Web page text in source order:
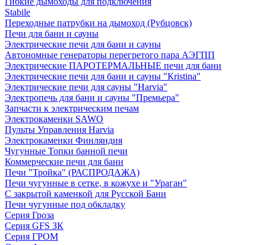
Stabile
Переходные патрубки на дымоход (Рубцовск)
Печи для бани и сауны
Электрические печи для бани и сауны
Автономные генераторы перегретого пара АЭГПП
Электрические ПАРОТЕРМАЛЬНЫЕ печи для бани
Электрические печи для бани и сауны "Кristina"
Электрические печи для сауны "Harvia"
Электропечь для бани и сауны "Премьера"
Запчасти к электрическим печам
Электрокаменки SAWO
Пульты Управления Harvia
Электрокаменки Финляндия
Чугунные Топки банной печи
Коммерческие печи для бани
Печи "Тройка" (РАСПРОДАЖА)
Печи чугунные в сетке, в кожухе и "Ураган"
С закрытой каменкой для Русской Бани
Печи чугунные под обкладку
Серия Гроза
Серия GFS ЗК
Серия ГРОМ